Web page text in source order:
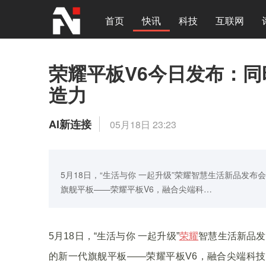
首页 快讯 科技 互联网
荣耀平板V6今日发布：
造力
AI新连接 05月18日 23:23
5月18日，“生活与你 一起升级”荣耀智慧生活新品发
旗舰平板——荣耀平板V6，融合尖端科…
5月18日，“生活与你 一起升级”荣耀智慧生活新品
的新一代旗舰平板——荣耀平板V6，融合尖端科